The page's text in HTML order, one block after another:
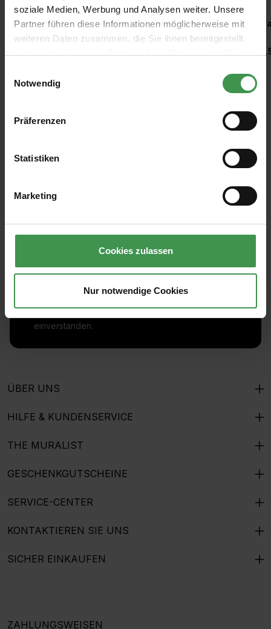
soziale Medien, Werbung und Analysen weiter. Unsere
Partner führen diese Informationen möglicherweise mit
weiteren Daten zusammen, die Sie ihnen bereitgestellt
haben oder die sie im Rahmen Ihrer Nutzung der Dienste
Notwendig
Präferenzen
Statistiken
Marketing
Cookies zulassen
Nur notwendige Cookies
Produktgalerie überspringen
Kleisterroller
Abonnieren Sie den kostenlosen Newsletter und
einverstanden.
ÜBER UNS
HILFE & KUNDENSERVICE
THE MURALIST
GESCHENKGUTSCHEINE
SERVICE-CENTER
KONTAKTIEREN SIE UNS
SICHER EINKAUFEN
ZAHLUNGSWEISEN